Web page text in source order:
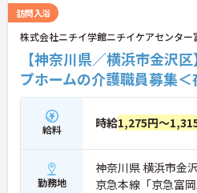
の専門性を認定されると、1資格に
（最大4万円）の手当がつきます。キ
れば年収UPも目指せるため、高い
働き続けられます。
＜家族も嬉しい！ベネッセグループ
い福利厚生＞ご家族も支える制度
休の取得実績も多数あり、ライフス
ても長く安心して働き続けられる環
す。
訪問入浴
株式会社ニチイ学館ニチイケアセンター
【神奈川県／横浜市金沢
プホームの介護職員募集
給料 時給1,275円～
勤務地
神奈川県 横浜市金
京急本線「京急富